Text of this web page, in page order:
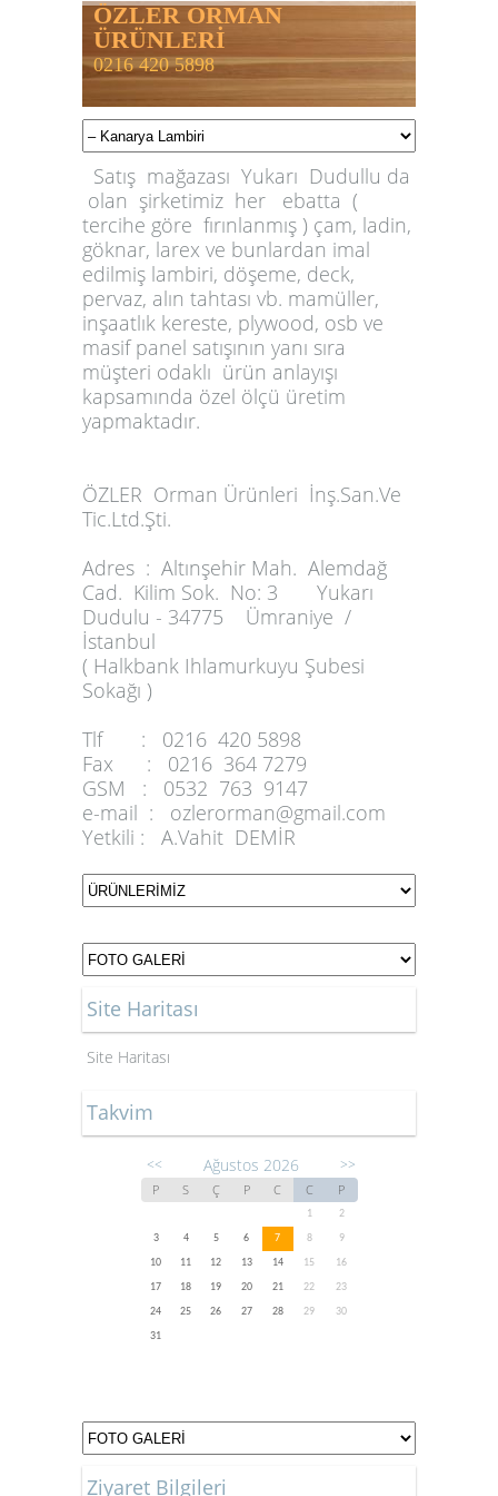
ÖZLER ORMAN
ÜRÜNLERİ
0216 420 5898
Satış mağazası Yukarı Dudullu da
olan şirketimiz her ebatta (
tercihe göre fırınlanmış ) çam, ladin,
göknar, larex ve bunlardan imal
edilmiş lambiri, döşeme, deck,
pervaz, alın tahtası vb. mamüller,
inşaatlık kereste, plywood, osb ve
masif panel satışının yanı sıra
müşteri odaklı ürün anlayışı
kapsamında özel ölçü üretim
yapmaktadır.
ÖZLER Orman Ürünleri İnş.San.Ve
Tic.Ltd.Şti.
Adres : Altınşehir Mah. Alemdağ
Cad. Kilim Sok. No: 3 Yukarı
Dudulu - 34775 Ümraniye /
İstanbul
( Halkbank Ihlamurkuyu Şubesi
Sokağı )
Tlf :
0216 420 5898
Fax :
0216 364 7279
GSM :
0532 763 9147
e-mail :
ozlerorman@gmail.com
Yetkili :
A.Vahit DEMİR
Site Haritası
Site Haritası
Takvim
<< Ağustos 2026 >>
P S Ç P C C P
1
2
3
4 5 6 7 8
9
10
11 12 13 14 15
16
17
18 19 20 21 22
23
24
25 26 27 28 29
30
31
Ziyaret Bilgileri